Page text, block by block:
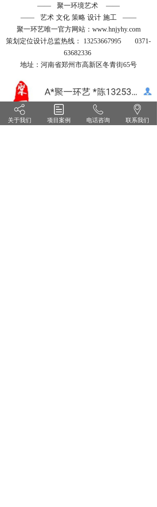
—— 聚一环境艺术 ——
—— 艺术 文化 策略 设计 施工 ——
聚一环艺唯一官方网站：www.hnjyhy.com
策划定位设计总监热线： 13253667995 0371-
63682336
地址：河南省郑州市高新区冬青街65号
关于我们 项目案例 电话咨询 联系我们